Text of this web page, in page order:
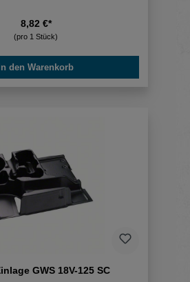
8,82 €*
(pro 1 Stück)
den Warenkorb
GWS 18V-125 SC